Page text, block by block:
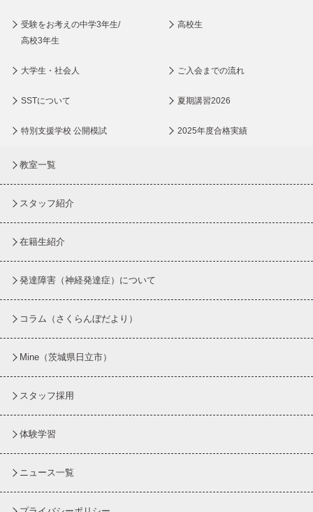
受験をお考えの中学3年生/
高校3年生
高校生
大学生・社会人 ご入会までの流れ
SSTについて 夏期講習2026
特別支援学校 公開模試 2025年度合格実績
教室一覧
スタッフ紹介
在籍生紹介
発達障害（神経発達症）について
コラム （さくらんぼだより）
Mine（茨城県日立市）
スタッフ採用
体験学習
ニュース一覧